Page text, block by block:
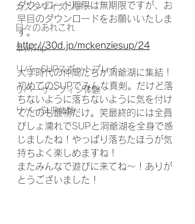
カスタマイズツアー
日々のあれこれ
本州Trip
リバーSUPスポットプレイ
リバーサーフィン体験
リバーSUP体験
ダウンロード期限は無期限ですが、お
早目のダウンロードをお願いいたしま
す。
http://30d.jp/mckenziesup/24
大学時代の仲間たちが洞爺湖に集結！
初めてのSUPでみんな真剣。だけど落
ちないように落ちないように気を付け
てたのも最初だけ。笑最終的には全員
びしょ濡れでSUPと洞爺湖を全身で感
じましたね！やっぱり落ちたほうが気
持ちよく楽しめますね！
またみんなで遊びに来てね～！ありが
とうございました！